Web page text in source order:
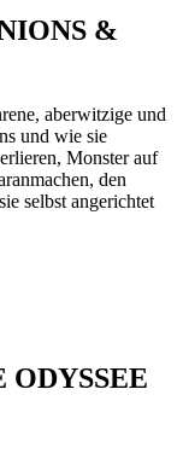
&
aberwitzige und
und wie sie
Monster auf
den
selbst angerichtet
ODYSSEE